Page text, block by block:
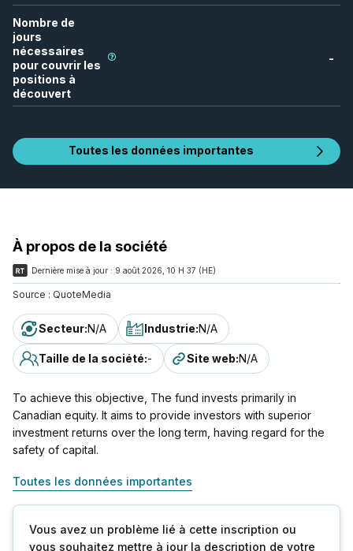
Nombre de
jours
nécessaires
pour couvrir les
positions à
découvert
-
Toutes les données importantes
À propos de la société
Dernière mise à jour : 9 août 2026, 10 H 37 (HE)
Source : QuoteMedia
Secteur:N/A Industrie:N/A
Taille de la société:- Site web:N/A
To achieve this objective, The fund invests primarily in
Canadian equity. It aims to provide investors with superior
investment returns over the long term, having regard for the
safety of capital.
Toutes les données importantes
Vous avez un problème lié à cette inscription ou
vous souhaitez mettre à jour la description de votre